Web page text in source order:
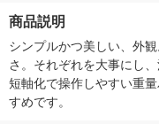
イト軸 SB36-LW 1本
ゼブラ
商品説明
シンプルかつ美しい、外
さ。それぞれを大事にし
短軸化で操作しやすい重
すめです。